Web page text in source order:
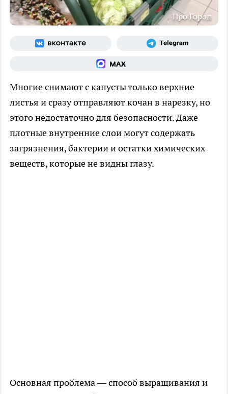
Про Город
Многие снимают с капусты только верхние
листья и сразу отправляют кочан в нарезку, но
этого недостаточно для безопасности. Даже
плотные внутренние слои могут содержать
загрязнения, бактерии и остатки химических
веществ, которые не видны глазу.
Основная проблема — способ выращивания и